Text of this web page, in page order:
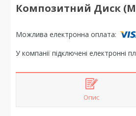
Композитний Диск
У компанії підключені
Опис